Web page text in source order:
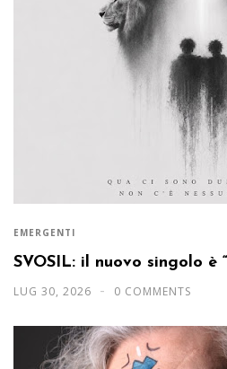
EMERGENTI
SVOSIL: il nuovo singolo è
LUG 30, 2026 0 COMMENTS